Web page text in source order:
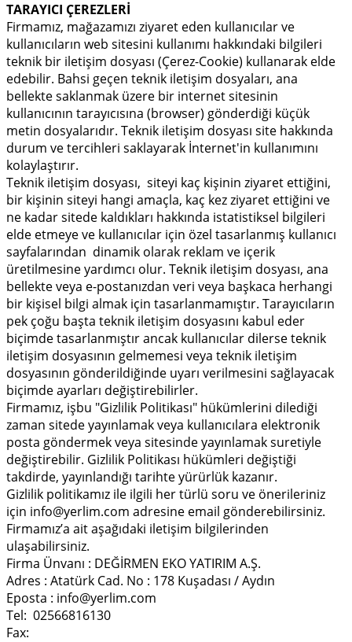
TARAYICI ÇEREZLERİ
Firmamız, mağazamızı ziyaret eden kullanıcılar ve
kullanıcıların web sitesini kullanımı hakkındaki bilgileri
teknik bir iletişim dosyası (Çerez-Cookie) kullanarak elde
edebilir. Bahsi geçen teknik iletişim dosyaları, ana
bellekte saklanmak üzere bir internet sitesinin
kullanıcının tarayıcısına (browser) gönderdiği küçük
metin dosyalarıdır. Teknik iletişim dosyası site hakkında
durum ve tercihleri saklayarak İnternet'in kullanımını
kolaylaştırır.
Teknik iletişim dosyası, siteyi kaç kişinin ziyaret ettiğini,
bir kişinin siteyi hangi amaçla, kaç kez ziyaret ettiğini ve
ne kadar sitede kaldıkları hakkında istatistiksel bilgileri
elde etmeye ve kullanıcılar için özel tasarlanmış kullanıcı
sayfalarından dinamik olarak reklam ve içerik
üretilmesine yardımcı olur. Teknik iletişim dosyası, ana
bellekte veya e-postanızdan veri veya başkaca herhangi
bir kişisel bilgi almak için tasarlanmamıştır. Tarayıcıların
pek çoğu başta teknik iletişim dosyasını kabul eder
biçimde tasarlanmıştır ancak kullanıcılar dilerse teknik
iletişim dosyasının gelmemesi veya teknik iletişim
dosyasının gönderildiğinde uyarı verilmesini sağlayacak
biçimde ayarları değiştirebilirler.
Firmamız, işbu "Gizlilik Politikası" hükümlerini dilediği
zaman sitede yayınlamak veya kullanıcılara elektronik
posta göndermek veya sitesinde yayınlamak suretiyle
değiştirebilir. Gizlilik Politikası hükümleri değiştiği
takdirde, yayınlandığı tarihte yürürlük kazanır.
Gizlilik politikamız ile ilgili her türlü soru ve önerileriniz
için info@yerlim.com adresine email gönderebilirsiniz.
Firmamız’a ait aşağıdaki iletişim bilgilerinden
ulaşabilirsiniz.
Firma Ünvanı : DEĞİRMEN EKO YATIRIM A.Ş.
Adres : Atatürk Cad. No : 178 Kuşadası / Aydın
Eposta : info@yerlim.com
Tel: 02566816130
Fax: